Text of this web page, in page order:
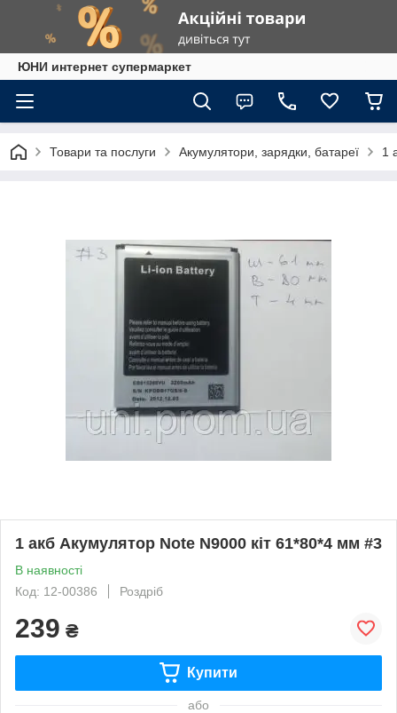
ЮНИ интернет супермаркет
Товари та послуги Акумулятори, зарядки, батареї 1
1 акб Акумулятор Note N9000 кіт 61*80*4 мм #3
В наявності
Код: 12-00386
Роздріб
239 ₴
Купити
або